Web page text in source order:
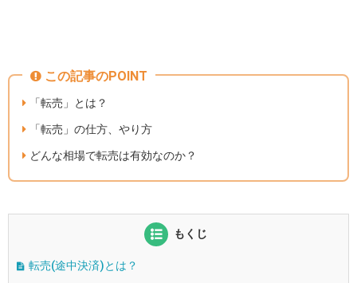
この記事のPOINT
「転売」とは？
「転売」の仕方、やり方
どんな相場で転売は有効なのか？
もくじ
転売(途中決済)とは？